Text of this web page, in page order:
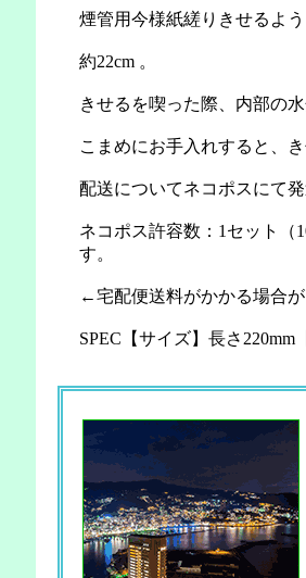
煙管用今様紙縒りきせるよ
約22cm 。
きせるを喫った際、内部の
こまめにお手入れすると、
配送についてネコポスにて発
ネコポス許容数：1セット
す。
←宅配便送料がかかる場合が
SPEC【サイズ】長さ